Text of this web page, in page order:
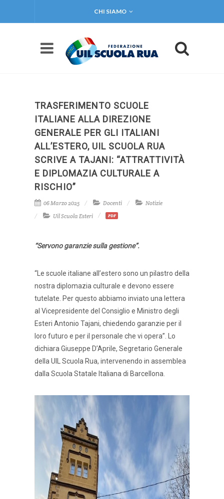
CHI SIAMO
TRASFERIMENTO SCUOLE
ITALIANE ALLA DIREZIONE
GENERALE PER GLI ITALIANI
ALL’ESTERO, UIL SCUOLA RUA
SCRIVE A TAJANI: “ATTRATTIVITÀ
E DIPLOMAZIA CULTURALE A
RISCHIO”
06 Marzo 2025 Docenti
Notizie
Uil Scuola Esteri
PDF
“Servono garanzie sulla gestione”.
“Le scuole italiane all’estero sono un pilastro della
nostra diplomazia culturale e devono essere
tutelate. Per questo abbiamo inviato una lettera
al Vicepresidente del Consiglio e Ministro degli
Esteri Antonio Tajani, chiedendo garanzie per il
loro futuro e per il personale che vi opera”. Lo
dichiara Giuseppe D’Aprile, Segretario Generale
della UIL Scuola Rua, intervenendo in assemblea
dalla Scuola Statale Italiana di Barcellona.